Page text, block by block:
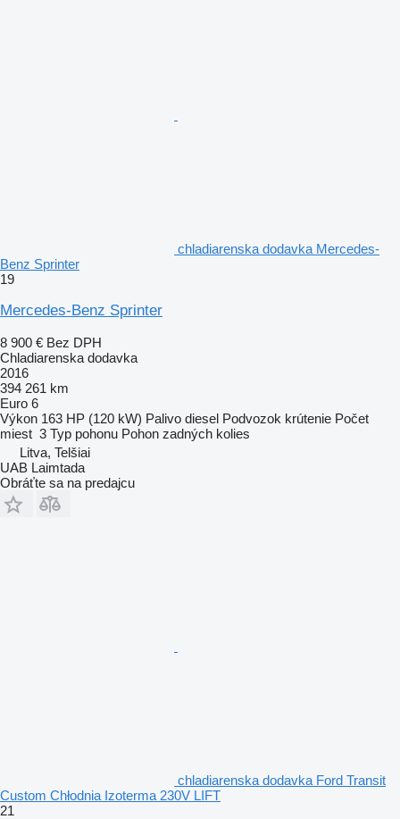
chladiarenska dodavka Mercedes-
Benz Sprinter
19
Mercedes-Benz Sprinter
8 900 € Bez DPH
Chladiarenska dodavka
2016
394 261 km
Euro 6
Výkon 163 HP (120 kW) Palivo diesel Podvozok krútenie Počet
miest 3 Typ pohonu Pohon zadných kolies
Litva, Telšiai
UAB Laimtada
Obráťte sa na predajcu
chladiarenska dodavka Ford Transit
Custom Chłodnia Izoterma 230V LIFT
21